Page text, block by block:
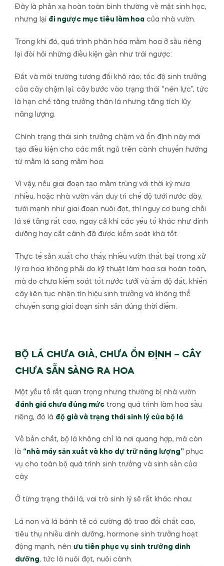
Đây là phản xạ hoàn toàn bình thường về mặt sinh học,
nhưng lại đi ngược mục tiêu làm hoa của nhà vườn.
Trong khi đó, quá trình phân hóa mầm hoa ở sầu riêng
lại đòi hỏi những điều kiện gần như trái ngược:
Đất và môi trường tương đối khô ráo; tốc độ sinh trưởng
của cây chậm lại; cây bước vào trạng thái “nén lực”, tức
là hạn chế tăng trưởng thân lá nhưng tăng tích lũy
năng lượng.
Chính trạng thái sinh trưởng chậm và ổn định này mới
tạo điều kiện cho các mắt ngủ trên cành chuyển hướng
từ mầm lá sang mầm hoa.
Vì vậy, nếu giai đoạn tạo mầm trùng với thời kỳ mưa
nhiều, hoặc nhà vườn vẫn duy trì chế độ tưới nước dày,
tưới mạnh như giai đoạn nuôi đọt, thì nguy cơ bung chồi
lá sẽ tăng rất cao, ngay cả khi các yếu tố khác như dinh
dưỡng hay cắt cành đã được kiểm soát khá tốt.
Thực tế sản xuất cho thấy, nhiều vườn thất bại trong xử
lý ra hoa không phải do kỹ thuật làm hoa sai hoàn toàn,
mà do chưa kiểm soát tốt nước tưới và ẩm độ đất, khiến
cây liên tục nhận tín hiệu sinh trưởng và không thể
chuyển sang giai đoạn sinh sản đúng thời điểm.
BỘ LÁ CHƯA GIÀ, CHƯA ỔN ĐỊNH – CÂY
CHƯA SẴN SÀNG RA HOA
Một yếu tố rất quan trọng nhưng thường bị nhà vườn
đánh giá chưa đúng mức trong quá trình làm hoa sầu
riêng, đó là độ già và trạng thái sinh lý của bộ lá.
Về bản chất, bộ lá không chỉ là nơi quang hợp, mà còn
là “nhà máy sản xuất và kho dự trữ năng lượng” phục
vụ cho toàn bộ quá trình sinh trưởng và sinh sản của
cây.
Ở từng trạng thái lá, vai trò sinh lý sẽ rất khác nhau:
Lá non và lá bánh tẻ có cường độ trao đổi chất cao,
tiêu thụ nhiều dinh dưỡng, hormone sinh trưởng hoạt
động mạnh, nên ưu tiên phục vụ sinh trưởng dinh
dưỡng, tức là nuôi đọt, nuôi cành.